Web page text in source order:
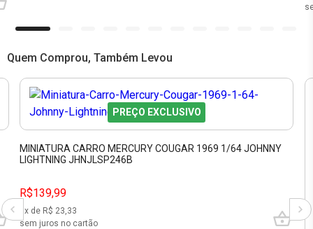
Quem Comprou, Também Levou
PREÇO EXCLUSIVO
MINIATURA CARRO MERCURY COUGAR 1969 1/64 JOHNNY
LIGHTNING JHNJLSP246B
R$139,99
6x de R$ 23,33
sem juros no cartão